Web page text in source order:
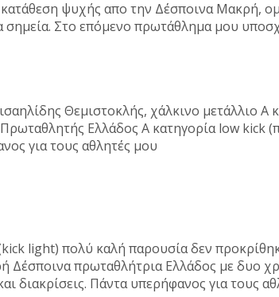
ψυχής απο την Δέσποινα Μακρή,
Στο επόμενο πρωτάθλημα μου
Θεμιστοκλής, χάλκινο μετάλλιο Α
Ελλάδος Α κατηγορία low kick
για τους αθλητές μου
light) πολύ καλή παρουσία δεν
Δέσποινα πρωταθλήτρια Ελλάδος με δυο
διακρίσεις. Πάντα υπερήφανος για τους